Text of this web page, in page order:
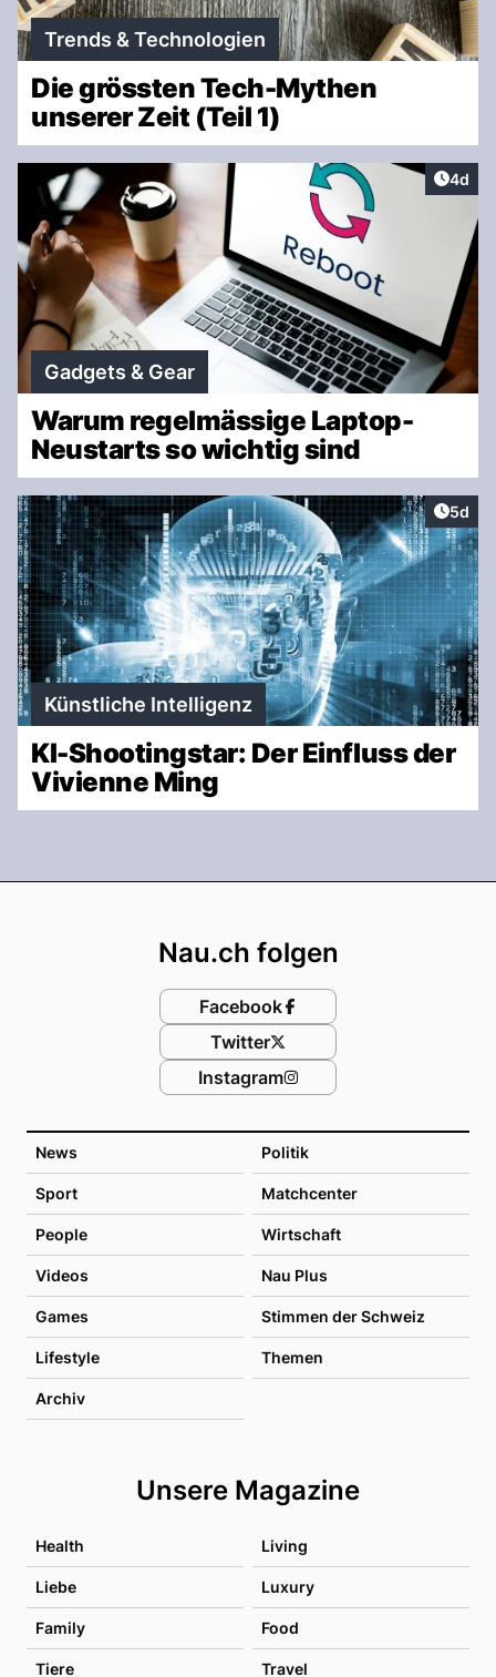
Trends & Technologien
Die grössten Tech-Mythen
unserer Zeit (Teil 1)
4d
Gadgets & Gear
Warum regelmässige Laptop-
Neustarts so wichtig sind
5d
Künstliche Intelligenz
KI-Shootingstar: Der Einfluss der
Vivienne Ming
News Politik
Sport Matchcenter
People Wirtschaft
Videos Nau Plus
Games Stimmen der Schweiz
Lifestyle Themen
Archiv
Unsere Magazine
Health Living
Liebe Luxury
Family Food
Tiere Travel
Nau.ch folgen
Facebook
Twitter
Instagram